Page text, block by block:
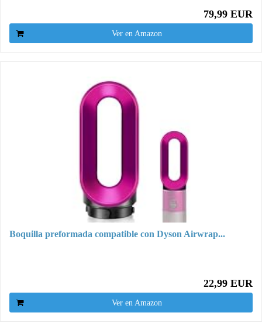
79,99 EUR
Ver en Amazon
Boquilla preformada compatible con Dyson Airwrap...
22,99 EUR
Ver en Amazon